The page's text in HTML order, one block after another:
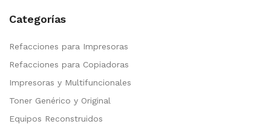
Categorías
Refacciones para Impresoras
Refacciones para Copiadoras
Impresoras y Multifuncionales
Toner Genérico y Original
Equipos Reconstruidos